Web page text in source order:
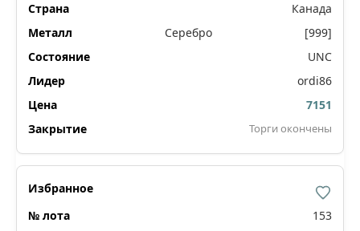
Канада
Серебро
[999]
UNC
ordi86
7151
Торги окончены
153